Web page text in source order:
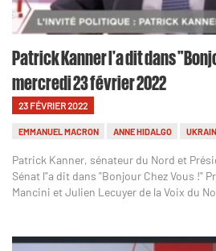
Patrick Kanner l'a dit dans
mercredi 23 février 2022
23 FÉVRIER 2022
EMMANUEL MACRON ANNE HIDALGO
Patrick Kanner, sénateur du Nord et
Sénat l"a dit dans "Bonjour Chez Vous !"
Mancini et Julien Lecuyer de la Voix du